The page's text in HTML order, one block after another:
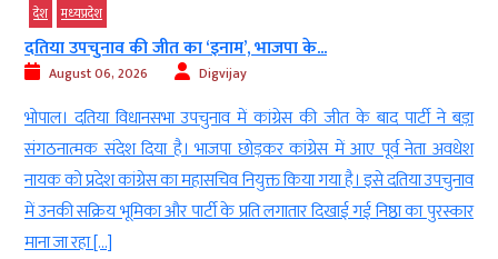
देश मध्‍यप्रदेश
दतिया उपचुनाव की जीत का ‘इनाम’, भाजपा के...
August 06, 2026 Digvijay
भोपाल। दतिया विधानसभा उपचुनाव में कांग्रेस की जीत के बाद पार्टी ने बड़ा
संगठनात्मक संदेश दिया है। भाजपा छोड़कर कांग्रेस में आए पूर्व नेता अवधेश
नायक को प्रदेश कांग्रेस का महासचिव नियुक्त किया गया है। इसे दतिया उपचुनाव
में उनकी सक्रिय भूमिका और पार्टी के प्रति लगातार दिखाई गई निष्ठा का पुरस्कार
माना जा रहा […]